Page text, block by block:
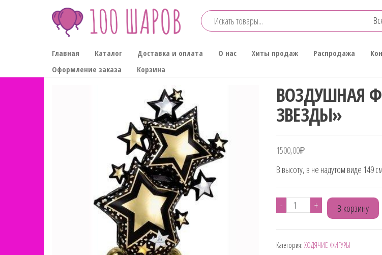
ШАРОВ
Главная Каталог Доставка и оплата О нас Хиты продаж Распродажа
Оформление заказа
Корзина
ВОЗДУШНАЯ
ЗВЕЗДЫ»
1500,00₽
В высоту, в не надутом виде 149 см
-
Количество
ФИГУРА
+ В корзину
Категория: ХОДЯЧИЕ ФИГУРЫ